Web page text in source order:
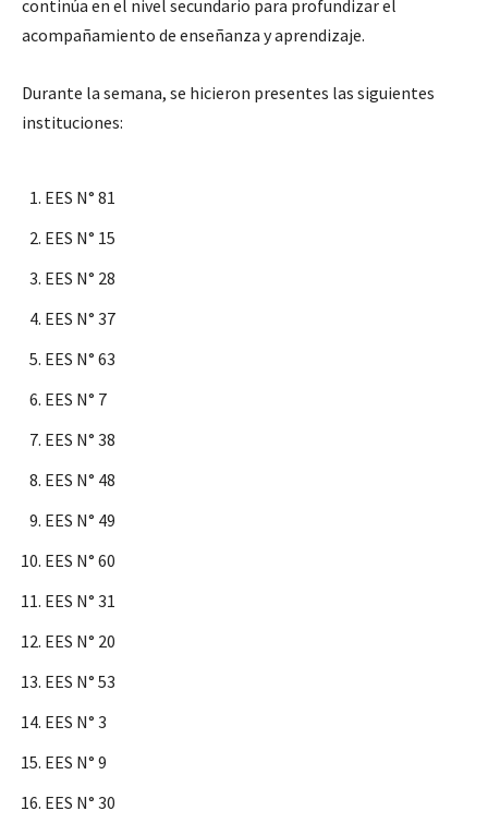
continúa en el nivel secundario para profundizar el
acompañamiento de enseñanza y aprendizaje.
Durante la semana, se hicieron presentes las siguientes
instituciones:
EES N° 81
EES N° 15
EES N° 28
EES N° 37
EES N° 63
EES N° 7
EES N° 38
EES N° 48
EES N° 49
EES N° 60
EES N° 31
EES N° 20
EES N° 53
EES N° 3
EES N° 9
EES N° 30